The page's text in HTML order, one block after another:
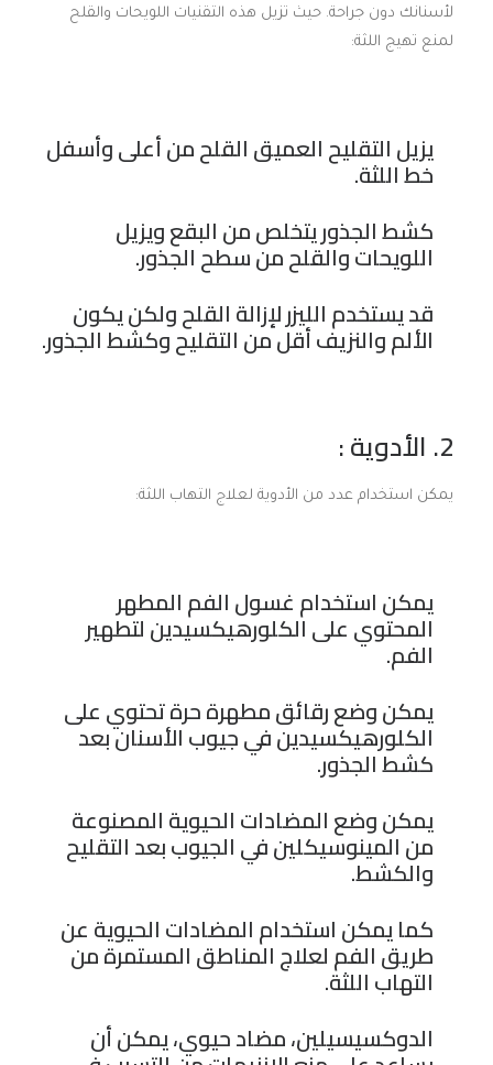
لأسنانك دون جراحة. حيث تزيل هذه التقنيات اللويحات والقلح
لمنع تهيج اللثة:
يزيل التقليح العميق القلح من أعلى وأسفل
خط اللثة.
كشط الجذور يتخلص من البقع ويزيل
اللويحات والقلح من سطح الجذور.
قد يستخدم الليزر لإزالة القلح ولكن يكون
الألم والنزيف أقل من التقليح وكشط الجذور.
2. الأدوية :
يمكن استخدام عدد من الأدوية لعلاج التهاب اللثة:
يمكن استخدام غسول الفم المطهر
المحتوي على الكلورهيكسيدين لتطهير
الفم.
يمكن وضع رقائق مطهرة حرة تحتوي على
الكلورهيكسيدين في جيوب الأسنان بعد
كشط الجذور.
يمكن وضع المضادات الحيوية المصنوعة
من المينوسيكلين في الجيوب بعد التقليح
والكشط.
كما يمكن استخدام المضادات الحيوية عن
طريق الفم لعلاج المناطق المستمرة من
التهاب اللثة.
الدوكسيسيلين، مضاد حيوي، يمكن أن